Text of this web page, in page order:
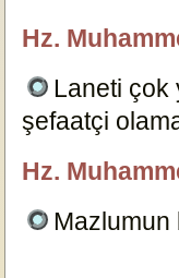
Hz.
Laneti çok
şefaatçi
Hz.
Mazlumun